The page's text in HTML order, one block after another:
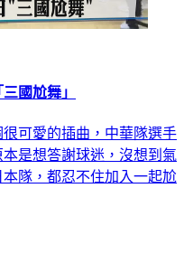
國尬舞」
可愛的插曲，中華隊選手
是想答謝球迷，沒想到氣
隊，都忍不住加入一起尬